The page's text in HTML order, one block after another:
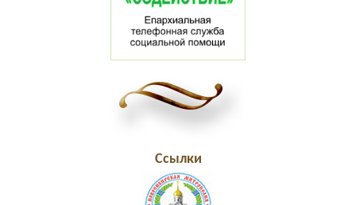
Ссылки